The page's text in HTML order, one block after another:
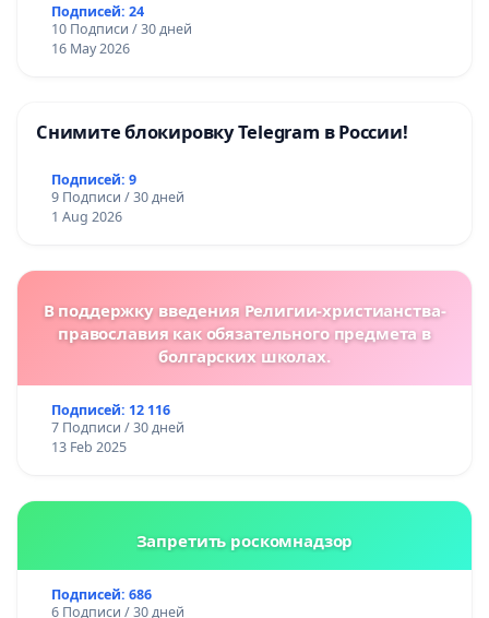
Подписей: 24
10 Подписи / 30 дней
16 May 2026
Снимите блокировку Telegram в России!
Подписей: 9
9 Подписи / 30 дней
1 Aug 2026
В поддержку введения Религии-христианства-
православия как обязательного предмета в
болгарских школах.
Подписей: 12 116
7 Подписи / 30 дней
13 Feb 2025
Запретить роскомнадзор
Подписей: 686
6 Подписи / 30 дней